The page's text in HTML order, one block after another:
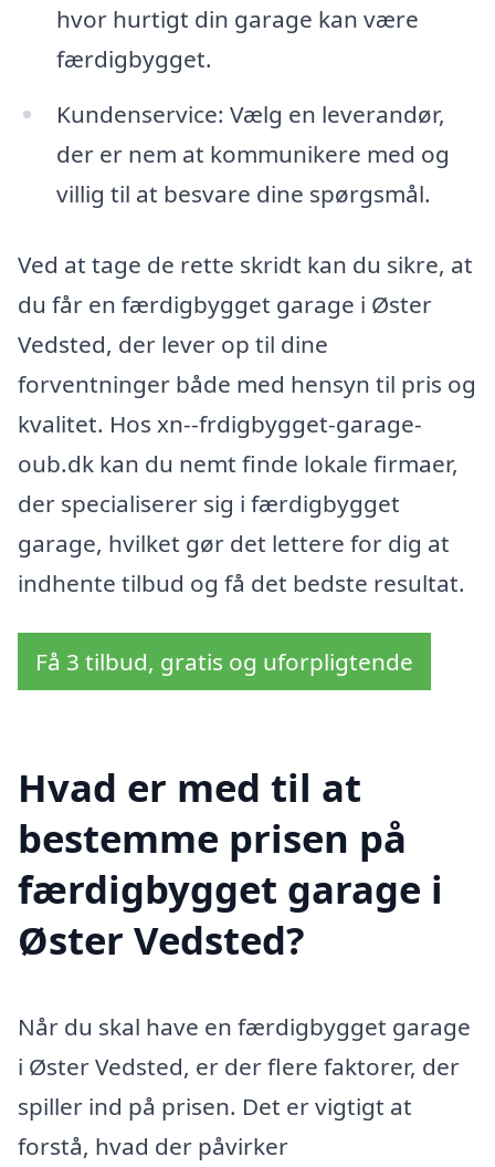
hvor hurtigt din garage kan være
færdigbygget.
Kundenservice: Vælg en leverandør,
der er nem at kommunikere med og
villig til at besvare dine spørgsmål.
Ved at tage de rette skridt kan du sikre, at
du får en færdigbygget garage i Øster
Vedsted, der lever op til dine
forventninger både med hensyn til pris og
kvalitet. Hos xn--frdigbygget-garage-
oub.dk kan du nemt finde lokale firmaer,
der specialiserer sig i færdigbygget
garage, hvilket gør det lettere for dig at
indhente tilbud og få det bedste resultat.
Få 3 tilbud, gratis og uforpligtende
Hvad er med til at
bestemme prisen på
færdigbygget garage i
Øster Vedsted?
Når du skal have en færdigbygget garage
i Øster Vedsted, er der flere faktorer, der
spiller ind på prisen. Det er vigtigt at
forstå, hvad der påvirker